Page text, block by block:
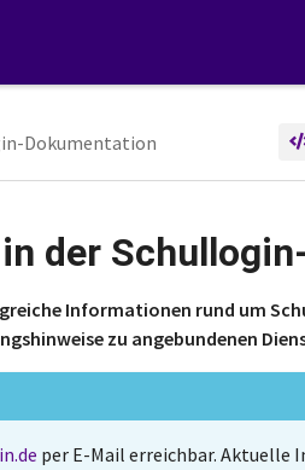
Dokumentation
der
Informationen rund um
zu angebundenen
.de per E-Mail erreichbar.